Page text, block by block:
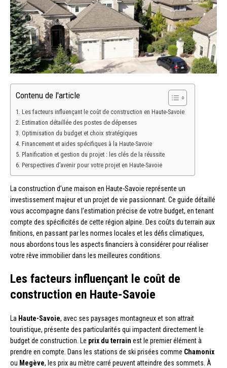
Contenu de l'article
Les facteurs influençant le coût de construction en Haute-Savoie
Estimation détaillée des postes de dépenses
Optimisation du budget et choix stratégiques
Financement et aides spécifiques à la Haute-Savoie
Planification et gestion du projet : les clés de la réussite
Perspectives d’avenir pour votre projet en Haute-Savoie
La construction d’une maison en Haute-Savoie représente un
investissement majeur et un projet de vie passionnant. Ce guide détaillé
vous accompagne dans l’estimation précise de votre budget, en tenant
compte des spécificités de cette région alpine. Des coûts du terrain aux
finitions, en passant par les normes locales et les défis climatiques,
nous abordons tous les aspects financiers à considérer pour réaliser
votre rêve immobilier dans les meilleures conditions.
Les facteurs influençant le coût de
construction en Haute-Savoie
La Haute-Savoie, avec ses paysages montagneux et son attrait
touristique, présente des particularités qui impactent directement le
budget de construction. Le prix du terrain est le premier élément à
prendre en compte. Dans les stations de ski prisées comme Chamonix
ou Megève, les prix au mètre carré peuvent atteindre des sommets. À